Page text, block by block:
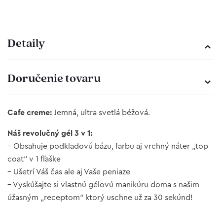
Detaily
Doručenie tovaru
Cafe creme: Jemná, ultra svetlá béžová.
Náš revolučný gél 3 v 1:
– Obsahuje podkladovú bázu, farbu aj vrchný náter „top
coat“ v 1 fľaške
– Ušetrí Váš čas ale aj Vaše peniaze
– Vyskúšajte si vlastnú gélovú manikúru doma s našim
úžasným „receptom“ ktorý uschne už za 30 sekúnd!